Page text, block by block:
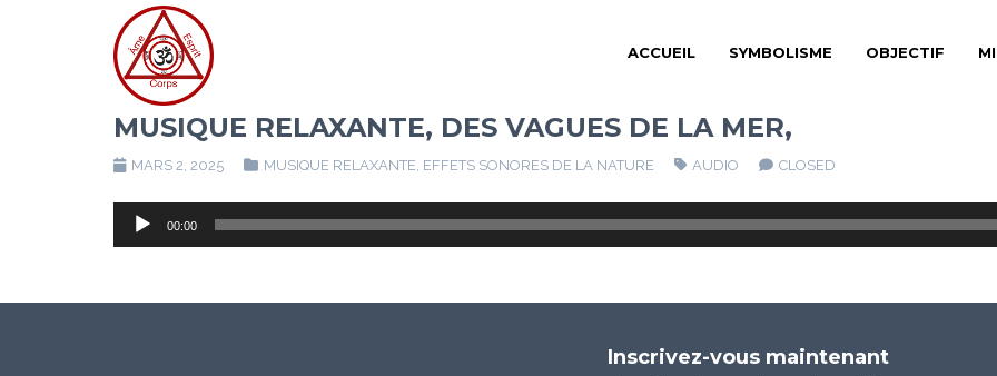
ACCUEIL SYMBOLISME OBJECTIF
MUSIQUE RELAXANTE, DES VAGUES DE LA MER,
MARS 2, 2025 MUSIQUE RELAXANTE, EFFETS SONORES DE LA NATURE AUDIO CLOSED
Lecteur
audio
00:00
Inscrivez-vous maintenant